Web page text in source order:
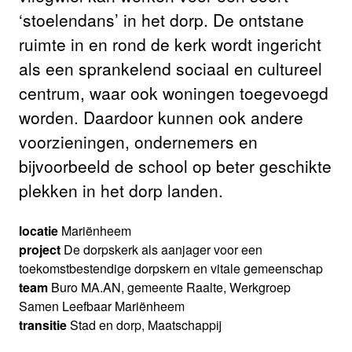
‘stoelendans’ in het dorp. De ontstane
ruimte in en rond de kerk wordt ingericht
als een sprankelend sociaal en cultureel
centrum, waar ook woningen toegevoegd
worden. Daardoor kunnen ook andere
voorzieningen, ondernemers en
bijvoorbeeld de school op beter geschikte
plekken in het dorp landen.
locatie Mariënheem
project De dorpskerk als aanjager voor een
toekomstbestendige dorpskern en vitale gemeenschap
team Buro MA.AN, gemeente Raalte, Werkgroep
Samen Leefbaar Mariënheem
transitieStad en dorp, Maatschappij